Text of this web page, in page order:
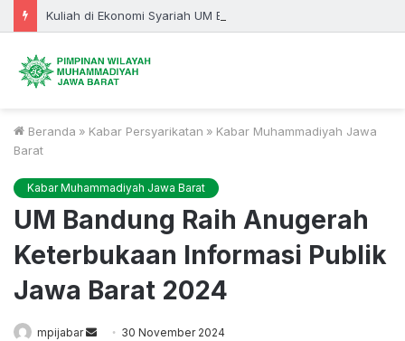
Beranda » Kabar Persyarikatan » Kabar Muhammadiyah Jawa
Barat
Kabar Muhammadiyah Jawa Barat
UM Bandung Raih Anugerah
Keterbukaan Informasi Publik
Jawa Barat 2024
mpijabar
Send30 November 2024